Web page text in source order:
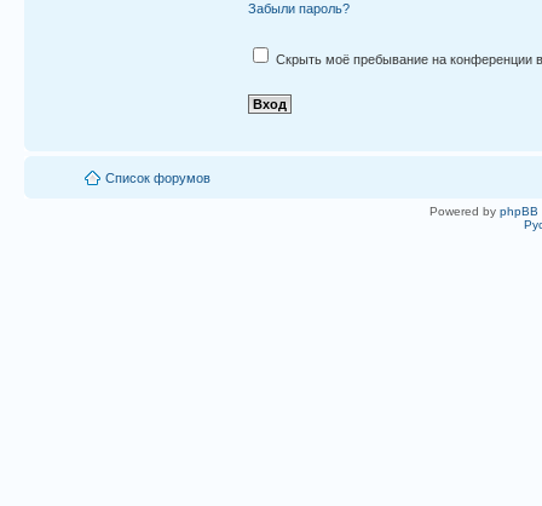
Забыли пароль?
Скрыть моё пребывание на конференции в
Список форумов
Powered by phpBB